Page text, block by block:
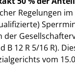
Regelungen
der
B 12 R 5/16 R).
vom